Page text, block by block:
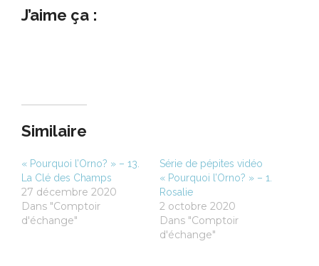
J’aime ça :
Similaire
« Pourquoi l’Orno? » – 13.
La Clé des Champs
27 décembre 2020
Dans "Comptoir
d'échange"
Série de pépites vidéo
« Pourquoi l’Orno? » – 1.
Rosalie
2 octobre 2020
Dans "Comptoir
d'échange"